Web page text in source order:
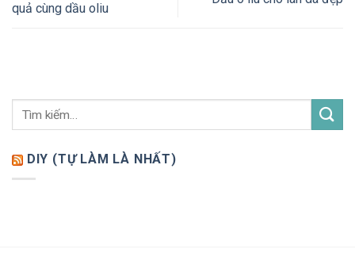
quả cùng dầu oliu
DIY (TỰ LÀM LÀ NHẤT)